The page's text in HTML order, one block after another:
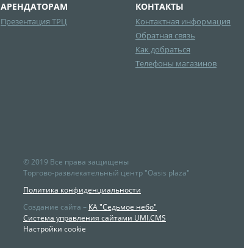
АРЕНДАТОРАМ
Презентация ТРЦ
КОНТАКТЫ
Контактная информация
Обратная связь
Как добраться
Телефоны магазинов
© 2019 Все права защищены
Торгово-развлекательный центр "Oasis plaza"
Политика конфиденциальности
Создание сайта – КА "Седьмое небо"
Система управления сайтами UMI.CMS
Настройки cookie